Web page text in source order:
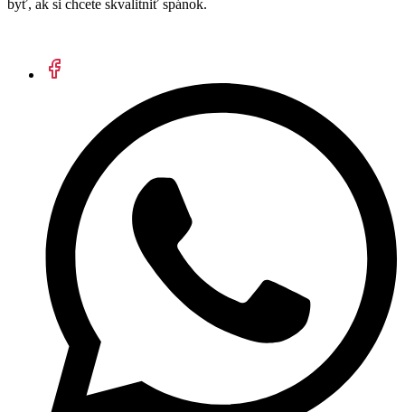
byť, ak si chcete skvalitniť spánok.